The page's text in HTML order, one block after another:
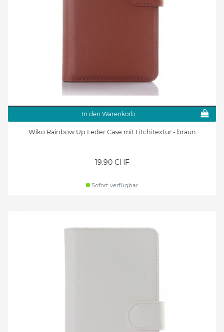
In den Warenkorb
Wiko Rainbow Up Leder Case mit Litchitextur - braun
19.90 CHF
Sofort verfügbar